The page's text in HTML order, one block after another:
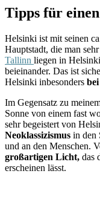
Tipps für
Helsinki ist mit seinen
Hauptstadt, die man
Tallinn liegen in
beieinander. Das ist
Helsinki inbesonders
Im Gegensatz zu
Sonne von einem fast
sehr begeistert von
Neoklassizismus in den
und an den Menschen.
großartigen Licht, das
erscheinen lässt.